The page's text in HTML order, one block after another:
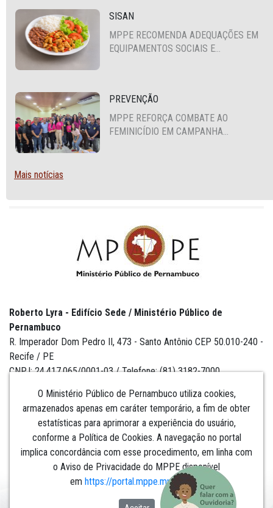
SISAN
MPPE RECOMENDA ADEQUAÇÕES EM
EQUIPAMENTOS SOCIAIS E
PREVENÇÃO
MPPE REFORÇA COMBATE AO
FEMINICÍDIO EM CAMPANHA
Mais notícias
O Ministério Público de Pernambuco utiliza cookies,
armazenados apenas em caráter temporário, a fim de obter
estatísticas para aprimorar a experiência do usuário,
conforme a Política de Cookies. A navegação no portal
implica concordância com esse procedimento, em linha com
o Aviso de Privacidade do MPPE disponível
em https://portal.mppe.mp.br/lgpd.​​​​​​​
Roberto Lyra - Edifício Sede / Ministério Público de
Pernambuco
R. Imperador Dom Pedro II, 473 - Santo Antônio CEP 50.010-240 -
Recife / PE
CNPJ: 24.417.065/0001-03 / Telefone: (81) 3182-7000
Institucional
Comunicação